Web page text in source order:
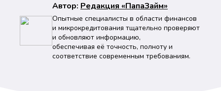
Автор: Peдaкция «ПапаЗайм»
Опытные специалисты в области финансов
и микрокредитования тщательно проверяют
и обновляют информацию,
обеспечивая её точность, полноту и
соответствие современным требованиям.